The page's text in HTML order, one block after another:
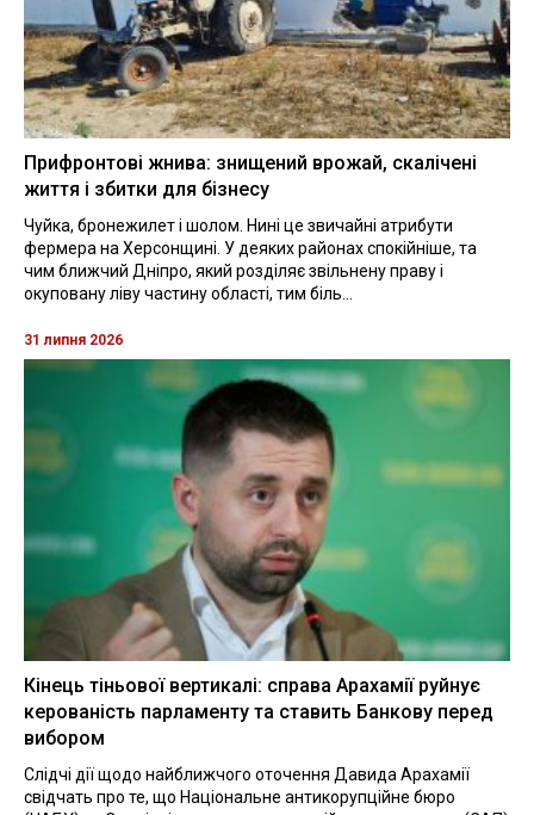
Прифронтові жнива: знищений врожай, скалічені
життя і збитки для бізнесу
Чуйка, бронежилет і шолом. Нині це звичайні атрибути
фермера на Херсонщині. У деяких районах спокійніше, та
чим ближчий Дніпро, який розділяє звільнену праву і
окуповану ліву частину області, тим біль...
31 липня 2026
Кінець тіньової вертикалі: справа Арахамії руйнує
керованість парламенту та ставить Банкову перед
вибором
Слідчі дії щодо найближчого оточення Давида Арахамії
свідчать про те, що Національне антикорупційне бюро